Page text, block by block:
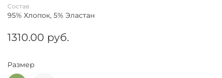
Состав
95% Хлопок, 5% Эластан
1310.00 руб.
Размер